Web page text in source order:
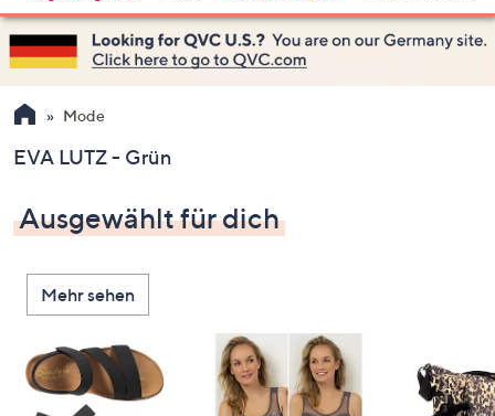
heute?
Vorschläge
verfügbar
sind,
verwenden
Sie
Pfeiltasten
oben
und
nach
unten
oder
wischen
Sie
Mode
EVA LUTZ - Grün
Ausgewählt für dich
Mehr sehen